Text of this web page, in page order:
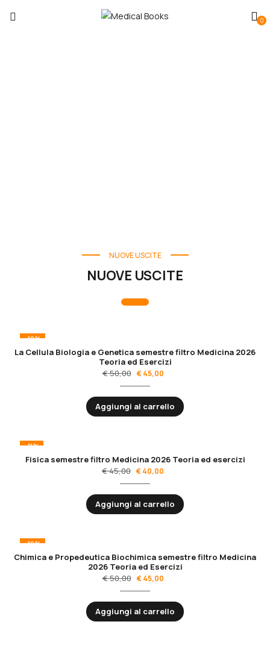
0
NUOVE USCITE
NUOVE USCITE
-10%
La Cellula Biologia e Genetica semestre filtro Medicina 2026
Teoria ed Esercizi
€50,00 €45,00
Aggiungi al carrello
-11%
Fisica semestre filtro Medicina 2026 Teoria ed esercizi
€45,00 €40,00
Aggiungi al carrello
-10%
Chimica e Propedeutica Biochimica semestre filtro Medicina
2026 Teoria ed Esercizi
€50,00 €45,00
Aggiungi al carrello